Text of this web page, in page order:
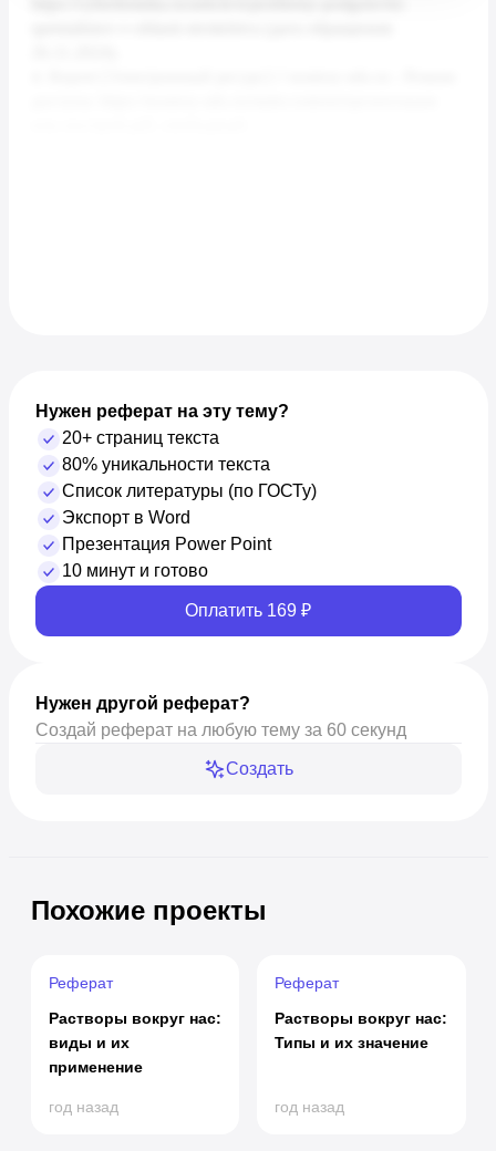
Нужен реферат на эту тему?
20+ страниц текста
80% уникальности текста
Список литературы (по ГОСТу)
Экспорт в Word
Презентация Power Point
10 минут и готово
Оплатить 169 ₽
Нужен другой реферат?
Создай реферат на любую тему за 60 секунд
Создать
Похожие проекты
Реферат
Растворы вокруг нас:
виды и их
применение
год назад
Реферат
Растворы вокруг нас:
Типы и их значение
год назад